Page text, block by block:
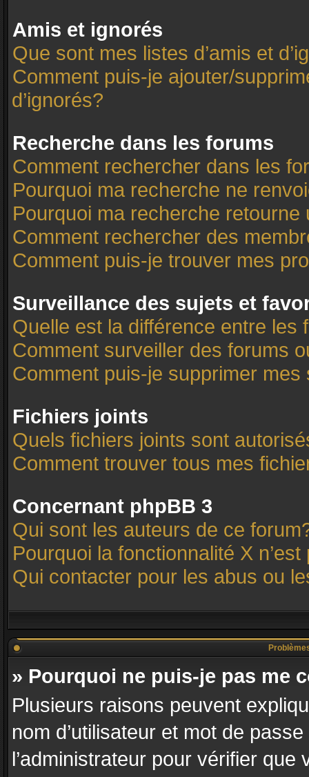
Amis et ignorés
Que sont mes listes d’amis et
Comment puis-je ajouter/
d’ignorés?
Recherche dans les forums
Comment rechercher dans les
Pourquoi ma recherche ne
Pourquoi ma recherche retourne
Comment rechercher des
Comment puis-je trouver mes
Surveillance des sujets et
Quelle est la différence entre les
Comment surveiller des forums
Comment puis-je supprimer
Fichiers joints
Quels fichiers joints sont
Comment trouver tous mes
Concernant phpBB 3
Qui sont les auteurs de ce
Pourquoi la fonctionnalité X
Qui contacter pour les abus ou
» Pourquoi ne puis-je pas me
Plusieurs raisons peuvent
nom d’utilisateur et mot de
l’administrateur pour vérifier que